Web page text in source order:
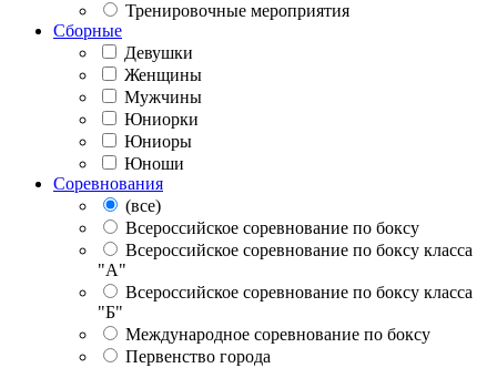
Тренировочные мероприятия
Сборные
Девушки
Женщины
Мужчины
Юниорки
Юниоры
Юноши
Соревнования
(все)
Всероссийское соревнование по боксу
Всероссийское соревнование по боксу класса
"А"
Всероссийское соревнование по боксу класса
"Б"
Международное соревнование по боксу
Первенство города